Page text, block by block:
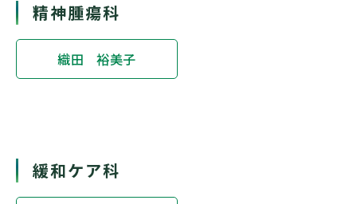
精神腫瘍科
織田 裕美子
緩和ケア科